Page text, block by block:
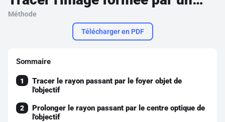
Se connecter
S'inscrire gratuitement
Méthode
Télécharger en PDF
Sommaire
1
Tracer le rayon passant par le foyer objet de
l'objectif
2
Prolonger le rayon passant par le centre optique de
l'objectif